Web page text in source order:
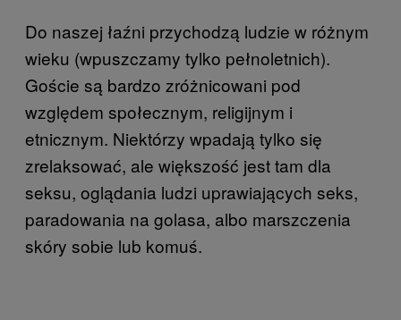
Do naszej łaźni przychodzą ludzie w różnym
wieku (wpuszczamy tylko pełnoletnich).
Goście są bardzo zróżnicowani pod
względem społecznym, religijnym i
etnicznym. Niektórzy wpadają tylko się
zrelaksować, ale większość jest tam dla
seksu, oglądania ludzi uprawiających seks,
paradowania na golasa, albo marszczenia
skóry sobie lub komuś.